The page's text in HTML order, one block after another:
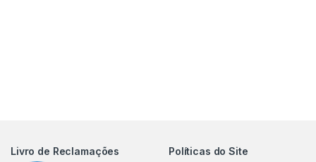
Livro de Reclamações
Políticas do Site